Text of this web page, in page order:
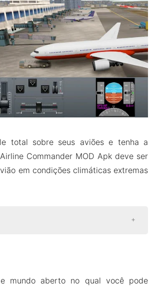
total sobre seus aviões e tenha a
Commander MOD Apk deve ser
em condições climáticas extremas
mundo aberto no qual você pode